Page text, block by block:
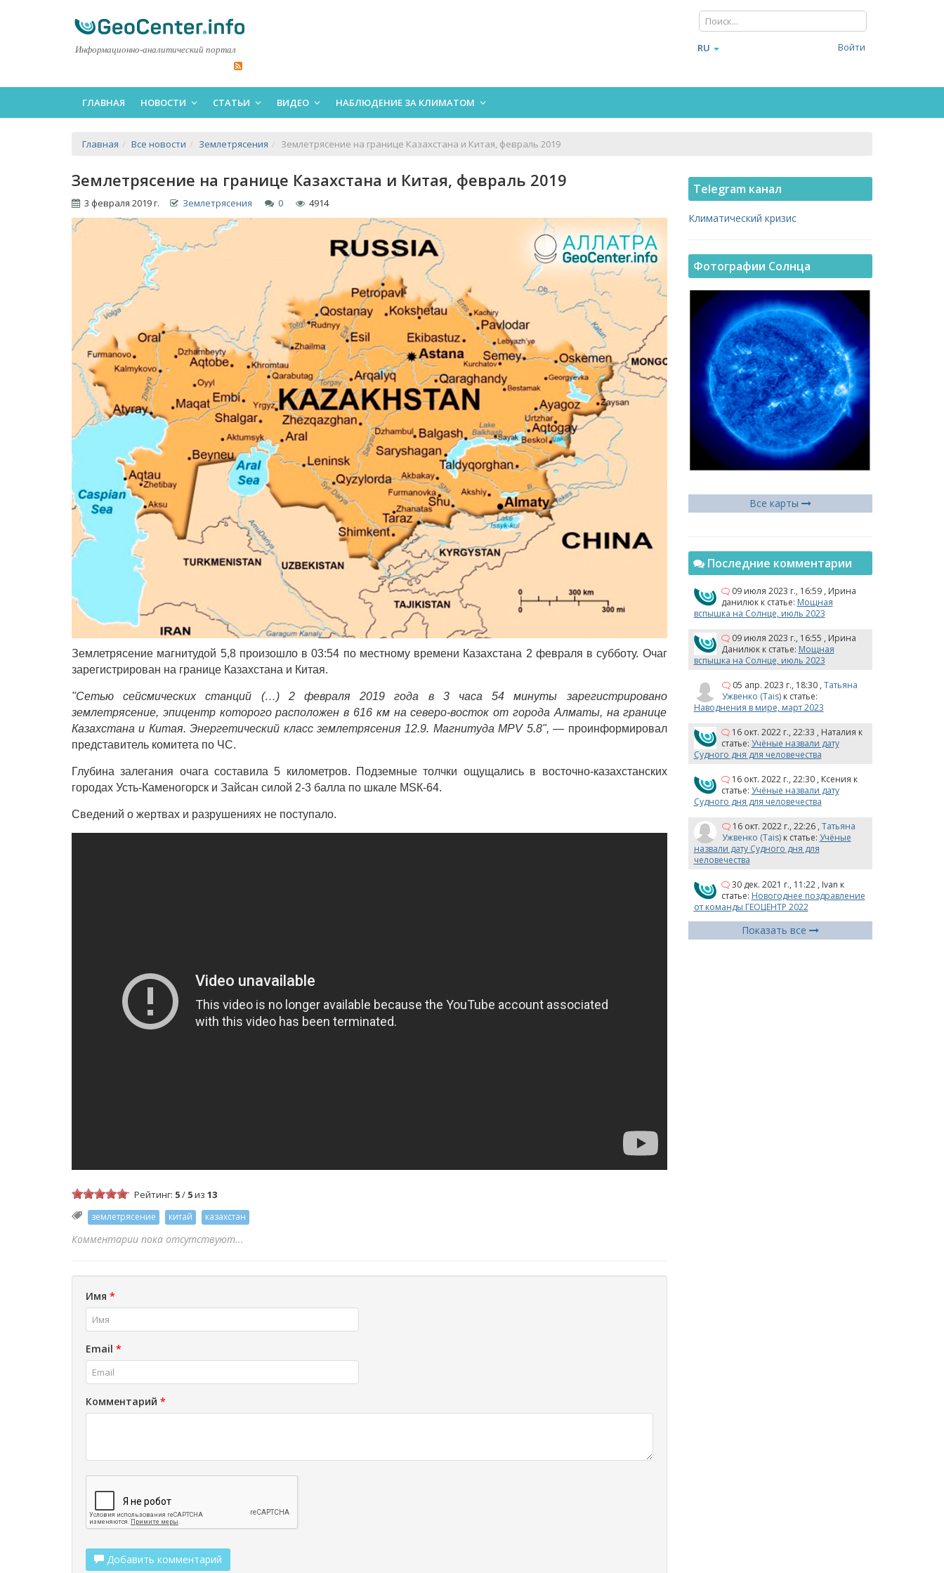
Информационно-аналитический портал RU Войти
ГЛАВНАЯ НОВОСТИ СТАТЬИ ВИДЕО НАБЛЮДЕНИЕ ЗА КЛИМАТОМ
Главная Все новости Землетрясения Землетрясение на границе Казахстана и Китая, февраль 2019
Землетрясение на границе Казахстана и Китая, февраль 2019
3 февраля 2019 г. Землетрясения 0 4914
Землетрясение магнитудой 5,8 произошло в 03:54 по местному времени Казахстана 2 февраля в субботу. Очаг
зарегистрирован на границе Казахстана и Китая.
"Сетью сейсмических станций (…) 2 февраля 2019 года в 3 часа 54 минуты зарегистрировано
землетрясение, эпицентр которого расположен в 616 км на северо-восток от города Алматы, на границе
Казахстана и Китая. Энергетический класс землетрясения 12.9. Магнитуда MPV 5.8",— проинформировал
представитель комитета по ЧС.
Глубина залегания очага составила 5 километров. Подземные толчки ощущались в восточно-казахстанских
городах Усть-Каменогорск и Зайсан силой 2-3 балла по шкале МSК-64.
Сведений о жертвах и разрушениях не поступало.
Рейтинг: 5/ 5из 13
землетрясение китай казахстан
Комментарии пока отсутствуют...
Имя *
Email *
Комментарий *
Добавить комментарий
Telegram канал
Климатический кризис
Фотографии Солнца
Все карты
Последние комментарии
09 июля 2023 г., 16:59 , Ирина
данилюк к статье: Мощная
вспышка на Солнце, июль 2023
09 июля 2023 г., 16:55 , Ирина
Данилюк к статье: Мощная
вспышка на Солнце, июль 2023
05 апр. 2023 г., 18:30 , Татьяна
Ужвенко (Tais) к статье:
Наводнения в мире, март 2023
16 окт. 2022 г., 22:33 , Наталия к
статье: Учёные назвали дату
Судного дня для человечества
16 окт. 2022 г., 22:30 , Ксения к
статье: Учёные назвали дату
Судного дня для человечества
16 окт. 2022 г., 22:26 , Татьяна
Ужвенко (Tais) к статье: Учёные
назвали дату Судного дня для
человечества
30 дек. 2021 г., 11:22 , Ivan к
статье: Новогоднее поздравление
от команды ГЕОЦЕНТР 2022
Показать все